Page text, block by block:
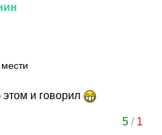
и говорил
5/ 1